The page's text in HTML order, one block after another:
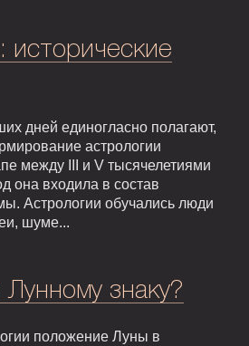
исторические
дней единогласно полагают,
астрологии
между III и V тысячелетиями
она входила в состав
Астрологии обучались люди
шуме...
знаку?
положение Луны в